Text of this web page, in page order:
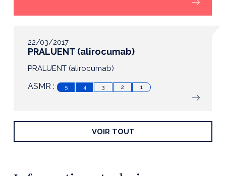
22/03/2017
PRALUENT (alirocumab)
PRALUENT (alirocumab)
ASMR : 5 4 3 2 1
VOIR TOUT